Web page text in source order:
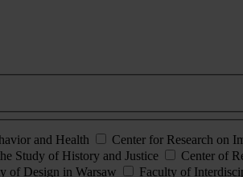
and Health Center for Research on
Study of History and Justice Center of
of Design in Warsaw Faculty of